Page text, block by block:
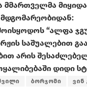
მმართველმა მიყიდა
“ალფა
საშუალებით
არის
დიდი
ბორჯომი ვინ